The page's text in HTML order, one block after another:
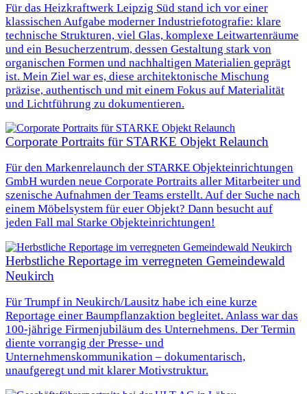
Für das Heizkraftwerk Leipzig Süd stand ich vor einer
klassischen Aufgabe moderner Industriefotografie: klare
technische Strukturen, viel Glas, komplexe Leitwartenräume
und ein Besucherzentrum, dessen Gestaltung stark von
organischen Formen und nachhaltigen Materialien geprägt
ist. Mein Ziel war es, diese architektonische Mischung
präzise, authentisch und mit einem Fokus auf Materialität
und Lichtführung zu dokumentieren.
Corporate Portraits für STARKE Objekt Relaunch
Für den Markenrelaunch der STARKE Objekteinrichtungen
GmbH wurden neue Corporate Portraits aller Mitarbeiter und
szenische Aufnahmen der Teams erstellt. Auf der Suche nach
einem Möbelsystem für euer Objekt? Dann besucht auf
jeden Fall mal Starke Objekteinrichtungen!
Herbstliche Reportage im verregneten Gemeindewald
Neukirch
Für Trumpf in Neukirch/Lausitz habe ich eine kurze
Reportage einer Baumpflanzaktion begleitet. Anlass war das
100‑jährige Firmenjubiläum des Unternehmens. Der Termin
diente vorrangig der Presse- und
Unternehmenskommunikation – dokumentarisch,
unaufgeregt und mit klarer Motivstruktur.